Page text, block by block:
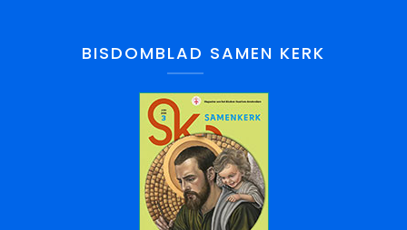
BISDOMBLAD SAMEN KERK